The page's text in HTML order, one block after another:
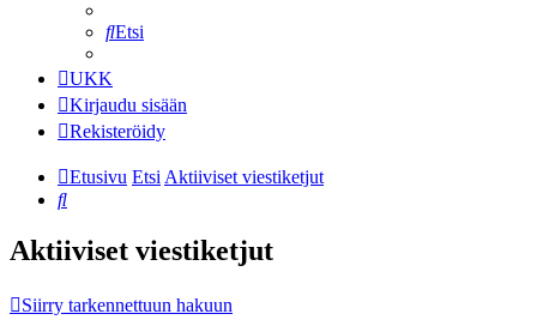
Etsi
UKK
Kirjaudu sisään
Rekisteröidy
Etusivu EtsiAktiiviset viestiketjut
Etsi
Aktiiviset viestiketjut
Siirry tarkennettuun hakuun